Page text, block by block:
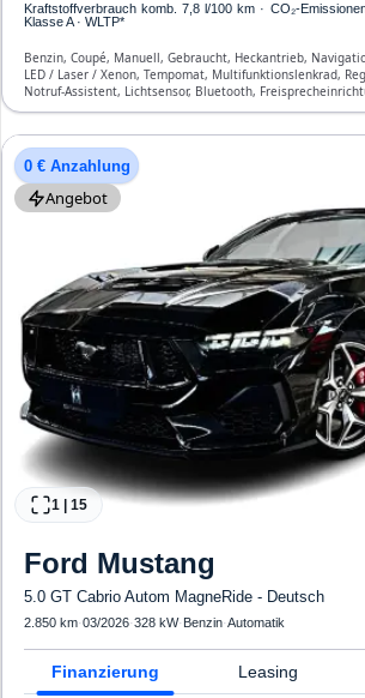
Kraftstoffverbrauch komb. 7,8 l/100 km · CO₂-
Klasse A · WLTP*
Benzin, Coupé, Manuell, Gebraucht, Heckantrieb,
LED / Laser / Xenon, Tempomat, Multifunktionslenkrad,
Notruf-Assistent, Lichtsensor, Bluetooth,
Erkennung, ESP, ABS, Klimaanlage, Front- und Seiten-
0 € Anzahlung
Angebot
1 15
Ford Mustang
5.0 GT Cabrio Autom MagneRide - Deutsch
2.850 km·03/2026·328 kW· Benzin·Automatik
Finanzierung Leasing